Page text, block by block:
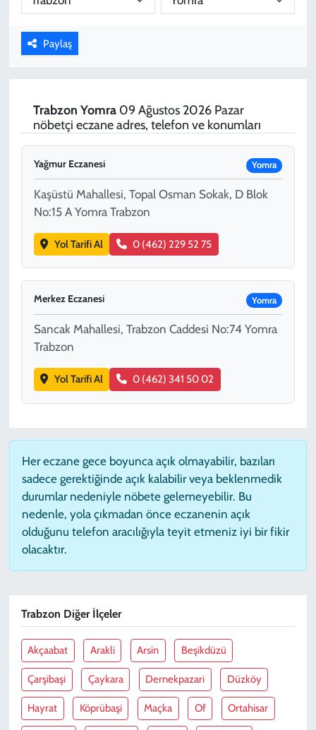
Paylaş
Trabzon Yomra09 Ağustos 2026 Pazar
nöbetçi eczane adres, telefon ve konumları
Yağmur Eczanesi Yomra
Kaşüstü Mahallesi, Topal Osman Sokak, D Blok
No:15 A Yomra Trabzon
Yol Tarifi Al 0 (462) 229 52 75
Merkez Eczanesi Yomra
Sancak Mahallesi, Trabzon Caddesi No:74 Yomra
Trabzon
Yol Tarifi Al 0 (462) 341 50 02
Her eczane gece boyunca açık olmayabilir, bazıları
sadece gerektiğinde açık kalabilir veya beklenmedik
durumlar nedeniyle nöbete gelemeyebilir. Bu
nedenle, yola çıkmadan önce eczanenin açık
olduğunu telefon aracılığıyla teyit etmeniz iyi bir fikir
olacaktır.
Trabzon Diğer İlçeler
Akçaabat Arakli Arsin Beşikdüzü
Çarşibaşi Çaykara Dernekpazari Düzköy
Hayrat Köprübaşi Maçka Of Ortahisar